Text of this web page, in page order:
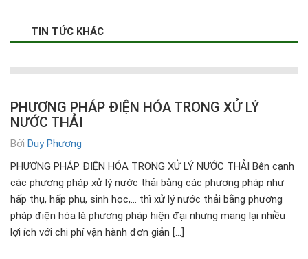
TIN TỨC KHÁC
PHƯƠNG PHÁP ĐIỆN HÓA TRONG XỬ LÝ
NƯỚC THẢI
Bởi Duy Phương
PHƯƠNG PHÁP ĐIỆN HÓA TRONG XỬ LÝ NƯỚC THẢI Bên cạnh
các phương pháp xử lý nước thải bằng các phương pháp như
hấp thụ, hấp phụ, sinh học,… thì xử lý nước thải bằng phương
pháp điện hóa là phương pháp hiện đại nhưng mang lại nhiều
lợi ích với chi phí vận hành đơn giản […]